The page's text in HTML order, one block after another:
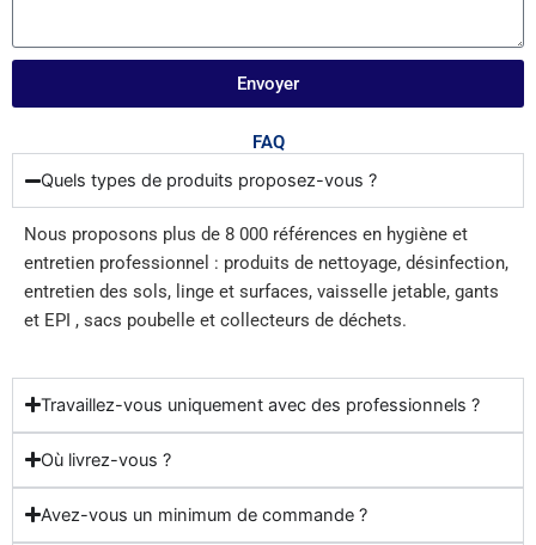
Envoyer
FAQ
Quels types de produits proposez-vous ?
Nous proposons plus de 8 000 références en hygiène et
entretien professionnel : produits de nettoyage, désinfection,
entretien des sols, linge et surfaces, vaisselle jetable, gants
et EPI , sacs poubelle et collecteurs de déchets.
Travaillez-vous uniquement avec des professionnels ?
Où livrez-vous ?
Avez-vous un minimum de commande ?